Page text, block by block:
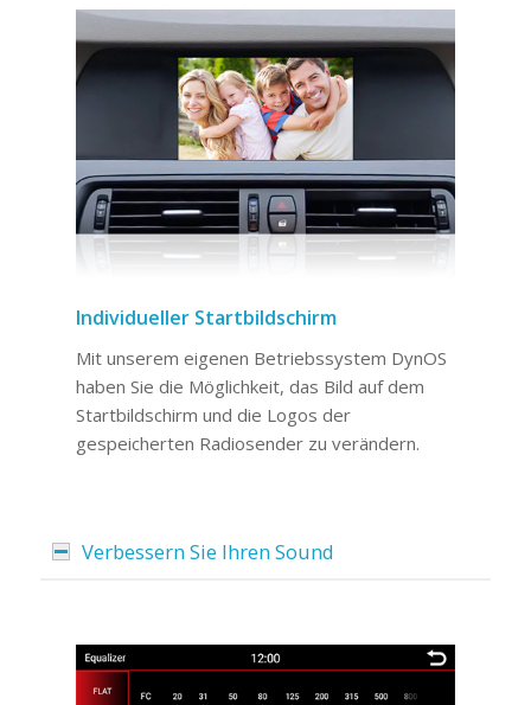
Individueller Startbildschirm
Mit unserem eigenen Betriebssystem DynOS
haben Sie die Möglichkeit, das Bild auf dem
Startbildschirm und die Logos der
gespeicherten Radiosender zu verändern.
Verbessern Sie Ihren Sound